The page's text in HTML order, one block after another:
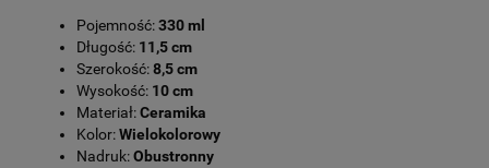
Pojemność:330 ml
Długość: 11,5 cm
Szerokość:8,5 cm
Wysokość: 10 cm
Materiał:Ceramika
Kolor:Wielokolorowy
Nadruk:Obustronny